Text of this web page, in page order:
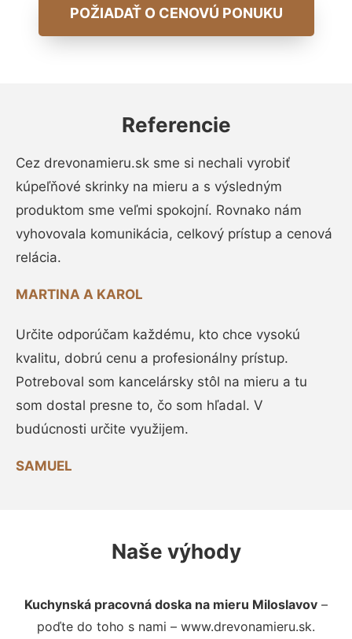
POŽIADAŤ O CENOVÚ PONUKU
Referencie
Cez drevonamieru.sk sme si nechali vyrobiť
kúpeľňové skrinky na mieru a s výsledným
produktom sme veľmi spokojní. Rovnako nám
vyhovovala komunikácia, celkový prístup a cenová
relácia.
MARTINA A KAROL
Určite odporúčam každému, kto chce vysokú
kvalitu, dobrú cenu a profesionálny prístup.
Potreboval som kancelársky stôl na mieru a tu
som dostal presne to, čo som hľadal. V
budúcnosti určite využijem.
SAMUEL
Naše výhody
Kuchynská pracovná doska na mieru Miloslavov –
poďte do toho s nami – www.drevonamieru.sk.